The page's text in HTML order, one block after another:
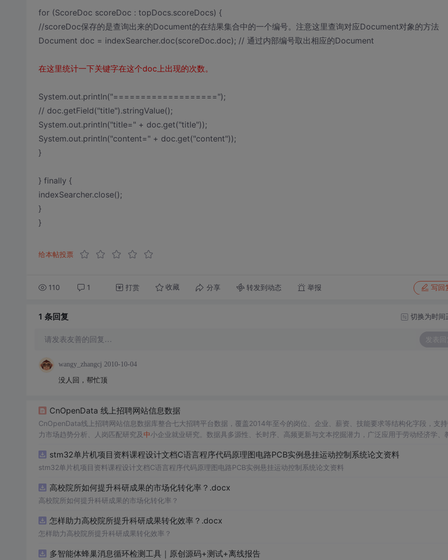
for (ScoreDoc scoreDoc : topDocs.scoreDocs) {
//scoreDoc保存的是查询出来的Document的在结果集合中的一个编号。注意这里查询对应Document对象的方法
Document doc = indexSearcher.doc(scoreDoc.doc); // 通过内部编号取出相应的Document
在这里统计一下关键字在这个doc上出现的次数。
System.out.println("===================");
// doc.getField("title").stringValue();
System.out.println("title=" + doc.get("title"));
System.out.println("content=" + doc.get("content"));
}
} finally {
indexSearcher.close();
}
}
给本帖投票
110 1 打赏 收藏 分享 转发到动态 举报 写回
1 条回复 切换为时间
请发表友善的回复… 发表回
wangy_zhangcj 2010-10-04
没人回，帮忙顶
CnOpenData 线上招聘网站信息数据
CnOpenData线上招聘网站信息数据库整合七大招聘平台数据，覆盖2014年至今的岗位、企业、薪资、技能要求等结构化字段，支
力市场趋势分析、人岗匹配研究及 中小企业就业研究。数据具多源性、长时序、高频更新与文本挖掘潜力，广泛应用于劳动经济学、
stm32单片机项目资料课程设计文档C语言程序代码原理图电路PCB实例悬挂运动控制系统论文资料
stm32单片机项目资料课程设计文档C语言程序代码原理图电路PCB实例悬挂运动控制系统论文资料
高校院所如何提升科研成果的市场化转化率？.docx
高校院所如何提升科研成果的市场化转化率？
怎样助力高校院所提升科研成果转化效率？.docx
怎样助力高校院所提升科研成果转化效率？
多智能体蜂巢消息循环检测工具｜原创源码+测试+离线报告